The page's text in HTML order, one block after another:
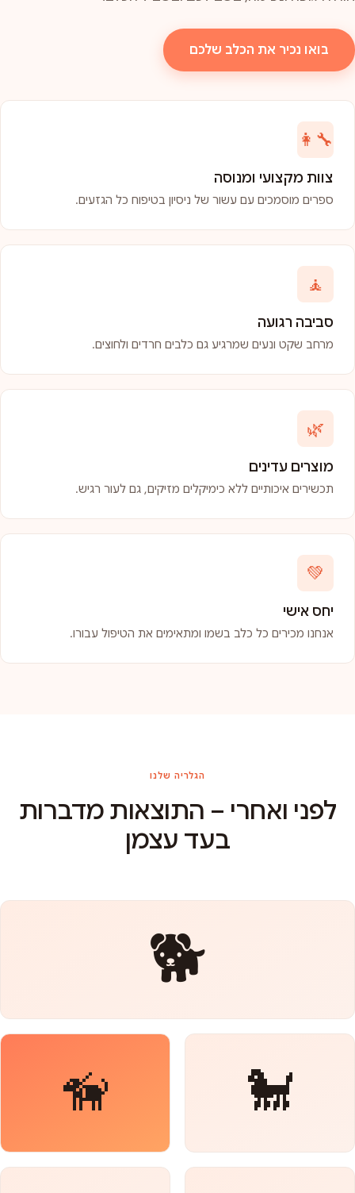
בואו נכיר את הכלב שלכם
👩‍🔧
צוות מקצועי ומנוסה
ספרים מוסמכים עם עשור של ניסיון בטיפוח כל הגזעים.
🧘
סביבה רגועה
מרחב שקט ונעים שמרגיע גם כלבים חרדים ולחוצים.
🌿
מוצרים עדינים
תכשירים איכותיים ללא כימיקלים מזיקים, גם לעור רגיש.
💚
יחס אישי
אנחנו מכירים כל כלב בשמו ומתאימים את הטיפול עבורו.
הגלריה שלנו
לפני ואחרי – התוצאות מדברות
בעד עצמן
🐕
🐩
🦮